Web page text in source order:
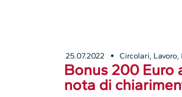
25.07.2022 Circolari, Lavoro,
Bonus 200 Euro
nota di